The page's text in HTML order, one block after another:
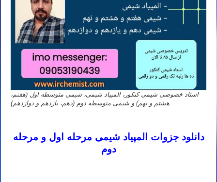
استاد خصوصی شیمی کنکور، المپیاد شیمی، شیمی متوسطه اول (هفتم،
هشتم و نهم) و شیمی متوسطه دوم (دهم، یازدهم و دوازدهم)
دانلود جزوات المپیاد شیمی مرحله اول و مرحله
دوم